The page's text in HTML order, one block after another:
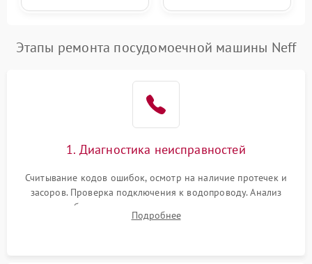
Этапы ремонта посудомоечной машины Neff
1. Диагностика неисправностей
Считывание кодов ошибок, осмотр на наличие протечек и
засоров. Проверка подключения к водопроводу. Анализ
жалоб на отсутствие слива, нагрева, вращения
разбрызгивателей или срабатывание системы защиты
Подробнее